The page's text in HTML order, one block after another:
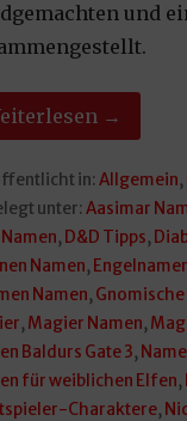
und
→
in:Allgemein,
unter:Aasimar
Namen, D&D Tipps,
Namen,
Namen, Gnomische
, Magier Namen,
Baldurs Gate 3,
für weiblichen Elfen,
Charaktere,